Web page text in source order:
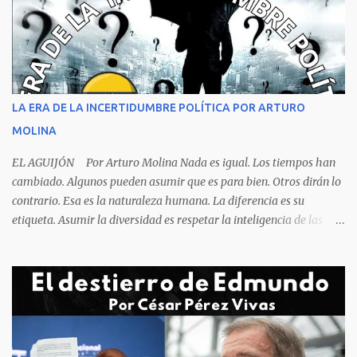
asfixia, ya que la reacción de una persona que está perdiendo la
respiración es levantarse y manotear, para desplomarse en el suelo
cogiendo todo lo que consigue a su lado. La foto habla por si
sola, la mesa ordenada, los platos terminados o tapados, todo en
orden y el campeón mundial sentado apacible y sin presentar su
rostro rasgos de asfixia mecánica, que se reflejan en un color
recuento de lo sucedido antes de este día fatídico. ...
LA ERA DE LA INCERTIDUMBRE POLÍTICA POR ARTURO
MOLINA
EL AGUIJÓN Por Arturo Molina Nada es igual. Los tiempos han
cambiado. Algunos pueden asumir que es para bien. Otros dirán lo
contrario. Esa es la naturaleza humana. La diferencia es su
etiqueta. Asumir la diversidad es respetar la inteligencia de las
obliga a los líderes, a crear de forma urgente, estrategias
responsables para restituir la confianza de los ciudadanos hacia
las instituciones. El desmoronamiento moral de la sociedad va a
repercutir en la de los gobernantes, a quienes los devorará la
soledad. Un soplo de aliento fresco es la solicitud en la calle. La